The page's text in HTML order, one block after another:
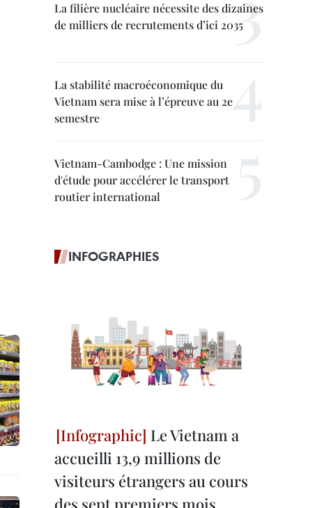
La filière nucléaire nécessite des dizaines
de milliers de recrutements d’ici 2035
La stabilité macroéconomique du
Vietnam sera mise à l’épreuve au 2e
semestre
Vietnam-Cambodge : Une mission
d'étude pour accélérer le transport
routier international
INFOGRAPHIES
Le Vietnam a
accueilli 13,9 millions de
visiteurs étrangers au cours
des sept premiers mois